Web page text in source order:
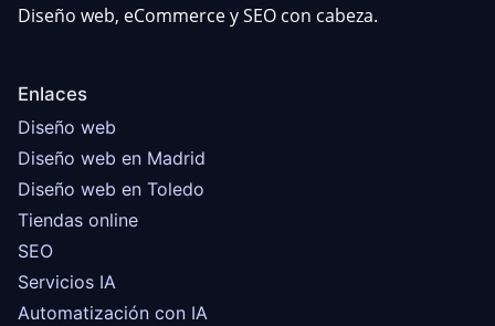
Diseño web, eCommerce y SEO con cabeza.
Enlaces
Diseño web
Diseño web en Madrid
Diseño web en Toledo
Tiendas online
SEO
Servicios IA
Automatización con IA